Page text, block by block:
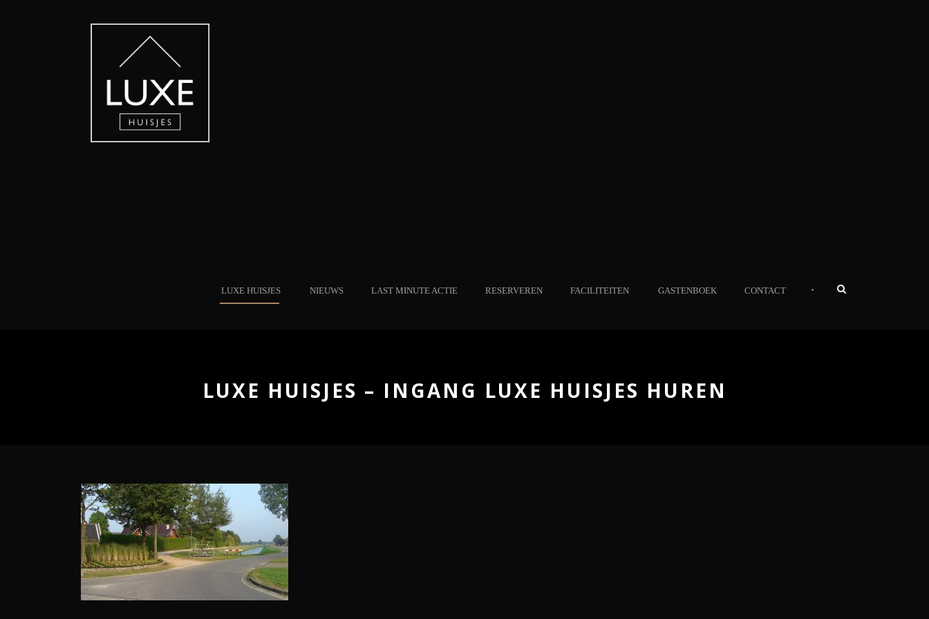
LUXE HUISJES NIEUWS LAST MINUTE ACTIE RESERVEREN FACILITEITEN GASTENBOEK CONTACT •
LUXE HUISJES – INGANG LUXE HUISJES HUREN